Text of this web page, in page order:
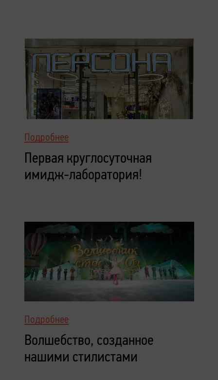
Подробнее
Первая круглосуточная
имидж-лаборатория!
Подробнее
Волшебство, созданное
нашими стилистами